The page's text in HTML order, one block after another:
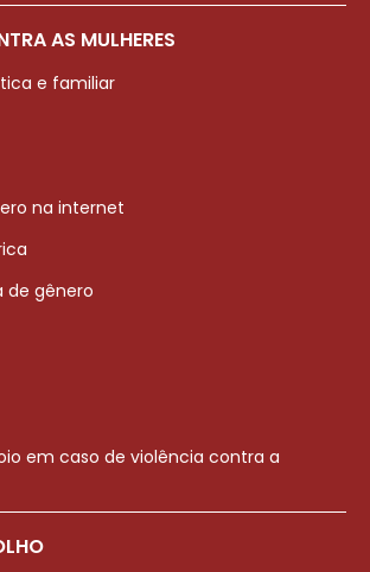
AS MULHERES
e familiar
na internet
de gênero
em caso de violência contra a